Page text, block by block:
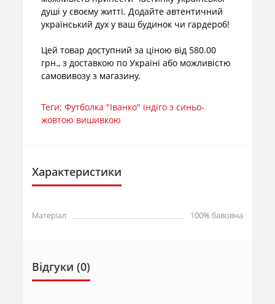
душі у своєму житті. Додайте автентичний
український дух у ваш будинок чи гардероб!
Цей товар доступний за ціною від 580.00
грн., з доставкою по Україні або можливістю
самовивозу з магазину.
Теги:Футболка "Іванко" індіго з синьо-
жовтою вишивкою
Характеристики
Матеріал 100% бавовна
Відгуки (0)